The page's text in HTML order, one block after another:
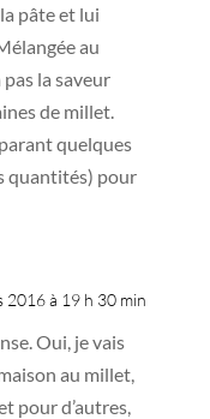
pâte et lui
au
pas la saveur
de millet.
quelques
quantités) pour
2016 à 19 h 30 min
Oui, je vais
au millet,
pour d’autres,